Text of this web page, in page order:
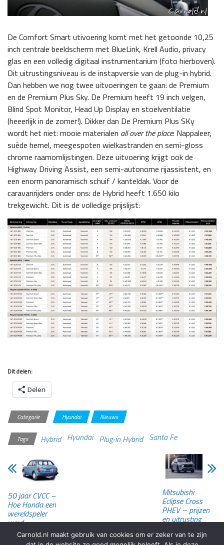
De Comfort Smart utivoering komt met het getoonde 10,25
inch centrale beeldscherm met BlueLink, Krell Audio, privacy
glas en een volledig digitaal instrumentarium (foto hierboven).
Dit uitrustingsniveau is de instapversie van de plug-in hybrid.
Dan hebben we nog twee uitvoeringen te gaan: de Premium
en de Premium Plus Sky. De Premium heeft 19 inch velgen,
Blind Spot Monitor, Head Up Display en stoelventilatie
(heeerlijk in de zomer!). Dikker dan De Premium Plus SKy
wordt het niet: mooie materialen all over the place: Nappaleer,
suède hemel, meegespoten wielkastranden en semi-gloss
chrome raamomlijstingen. Deze uitvoering krijgt ook de
Highway Driving Assist, een semi-autonome rijassistent, en
een enorm panoramisch schuif / kanteldak. Voor de
caravanrijders onder ons: de Hybrid heeft 1.650 kilo
trekgewicht. Dit is de volledige prijslijst:
Dit delen:
Delen
Categorie Hyundai Nieuws
Tags Hybrid Hyundai Plug-in Hybrid Santa Fe
50 jaar CVCC –
Hoe Honda een
wereldspeler
werd
Mitsubishi
Eclipse Cross
PHEV – prijzen
en uitrusting
Carnold.nl maakt gebruik van cookies om er zeker van te zijn